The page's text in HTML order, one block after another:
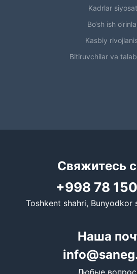
Kadrlar
Bo‘sh ish
Kasbiy
Bitiruvchilar va
Свяжитесь
+998 78
Toshkent shahri, Bunyodkor
Наша